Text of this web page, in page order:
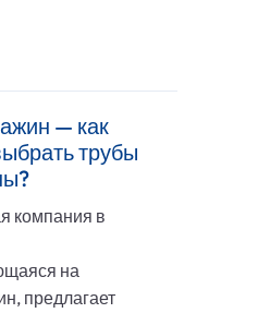
— как
трубы
компания в
на
предлагает